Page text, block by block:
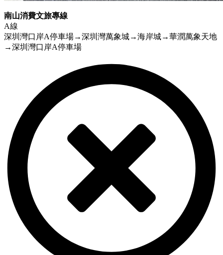
南山消費文旅專線
A線
深圳灣口岸A停車場→深圳灣萬象城→海岸城→華潤萬象天地
→深圳灣口岸A停車場